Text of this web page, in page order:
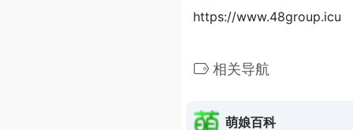
https://www.48group.icu
相关导航
萌娘百科